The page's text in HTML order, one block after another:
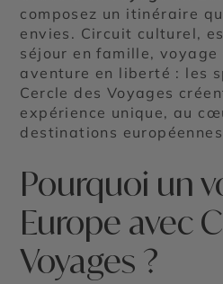
composez un itinéraire
envies. Circuit culturel,
séjour en famille, voyage
aventure en liberté : les
Cercle des Voyages
expérience unique, au
destinations
Pourquoi un
Europe avec
Voyages ?